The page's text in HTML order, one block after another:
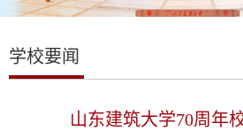
学校要闻
山东建筑大学70周年